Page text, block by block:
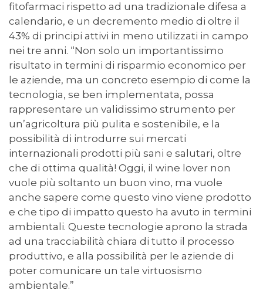
fitofarmaci rispetto ad una tradizionale difesa a
calendario, e un decremento medio di oltre il
43% di principi attivi in meno utilizzati in campo
nei tre anni. “Non solo un importantissimo
risultato in termini di risparmio economico per
le aziende, ma un concreto esempio di come la
tecnologia, se ben implementata, possa
rappresentare un validissimo strumento per
un’agricoltura più pulita e sostenibile, e la
possibilità di introdurre sui mercati
internazionali prodotti più sani e salutari, oltre
che di ottima qualità! Oggi, il wine lover non
vuole più soltanto un buon vino, ma vuole
anche sapere come questo vino viene prodotto
e che tipo di impatto questo ha avuto in termini
ambientali. Queste tecnologie aprono la strada
ad una tracciabilità chiara di tutto il processo
produttivo, e alla possibilità per le aziende di
poter comunicare un tale virtuosismo
ambientale.”